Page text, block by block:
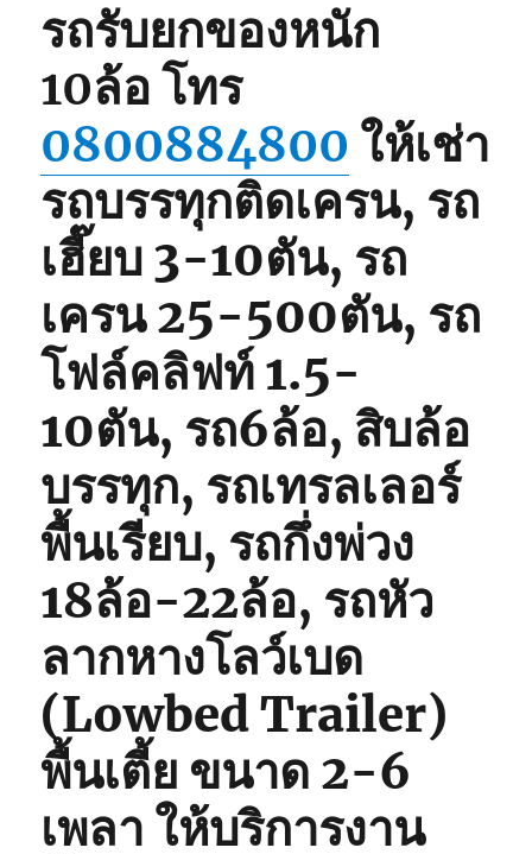
รถรับยกของหนัก
10ล้อ โทร
0800884800 ให้เช่า
รถบรรทุกติดเครน, รถ
เฮี๊ยบ 3-10ตัน, รถ
เครน 25-500ตัน, รถ
โฟล์คลิฟท์ 1.5-
10ตัน, รถ6ล้อ, สิบล้อ
บรรทุก, รถเทรลเลอร์
พื้นเรียบ, รถกึ่งพ่วง
18ล้อ-22ล้อ, รถหัว
ลากหางโลว์เบด
(Lowbed Trailer)
พื้นเตี้ย ขนาด 2-6
เพลา ให้บริการงาน